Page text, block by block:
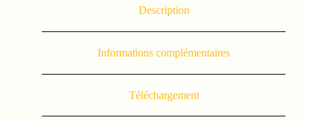
Description
Informations complémentaires
Téléchargement